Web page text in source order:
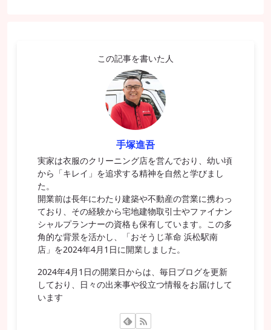
この記事を書いた人
手塚進吾
実家は衣服のクリーニング店を営んでおり、幼い頃
から「キレイ」を追求する精神を自然と学びまし
た。
開業前は長年にわたり建築や不動産の営業に携わっ
ており、その経験から宅地建物取引士やファイナン
シャルプランナーの資格も保有しています。この多
角的な背景を活かし、「おそうじ革命 浜松駅南
店」を2024年4月1日に開業しました。
2024年4月1日の開業日からは、毎日ブログを更新
しており、日々の出来事や役立つ情報をお届けして
います